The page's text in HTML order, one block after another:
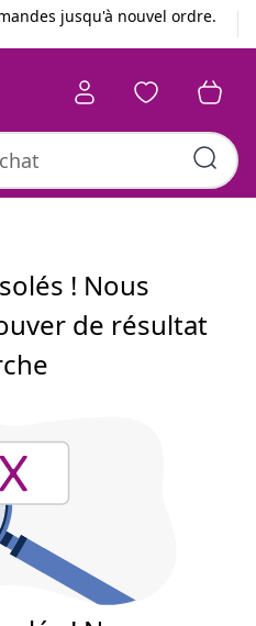
jusqu'à nouvel ordre.
! Nous
de résultat